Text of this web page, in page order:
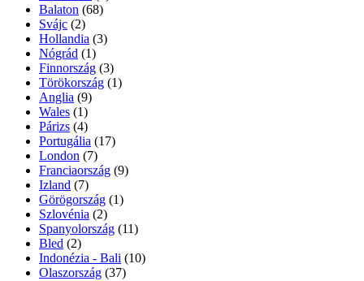
Balaton (68)
Svájc (2)
Hollandia (3)
Nógrád (1)
Finnország (3)
Törökország (1)
Anglia (9)
Wales (1)
Párizs (4)
Portugália (17)
London (7)
Franciaország (9)
Izland (7)
Görögország (1)
Szlovénia (2)
Spanyolország (11)
Bled (2)
Indonézia - Bali (10)
Olaszország (37)